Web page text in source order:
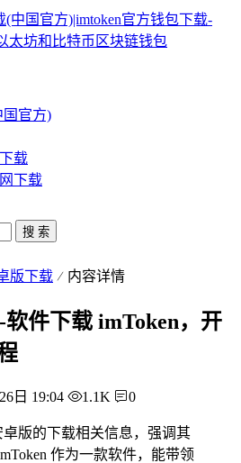
国官方)
载
下载
搜 索
版下载 内容详情
件下载 imToken，开
日 19:04 1.1K 0
卓版的下载相关信息，强调其
作为一款软件，能带领